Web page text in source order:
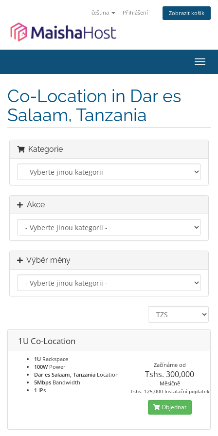
čeština Přihlášení Zobrazit košík
Co-Location in Dar es
Salaam, Tanzania
Kategorie
Akce
Výběr měny
1U Co-Location
1U Rackspace
100WPower
Dar es Salaam, Tanzania Location
5Mbps Bandwidth
1 IPs
Začínáme od
Tshs. 300,000
Měsíčně
Tshs. 125,000 Instalační poplatek
Objednat